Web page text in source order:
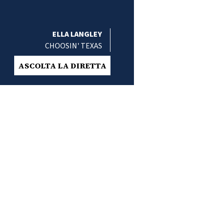
ELLA LANGLEY
CHOOSIN' TEXAS
ASCOLTA LA DIRETTA